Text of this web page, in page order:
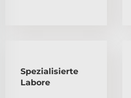
Spezialisierte
Labore